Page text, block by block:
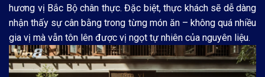
hương vị Bắc Bộ chân thực. Đặc biệt, thực khách sẽ dễ dàng
nhận thấy sự cân bằng trong từng món ăn – không quá nhiều
gia vị mà vẫn tôn lên được vị ngọt tự nhiên của nguyên liệu.